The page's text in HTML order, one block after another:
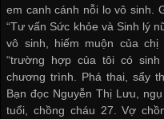
em canh cánh nỗi lo vô sinh.
“Tư vấn Sức khỏe và Sinh lý
vô sinh, hiếm muộn của
“trường hợp của tôi có
chương trình. Phá thai, sẩy
Bạn đọc Nguyễn Thị Lưu,
tuổi, chồng cháu 27. Vợ